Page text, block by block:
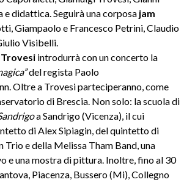
didattica. Seguirà una corposa jam
Giampaolo e Francesco Petrini, Claudio
Visibelli.
introdurrà con un concerto la
del regista Paolo
Oltre a Trovesi parteciperanno, come
di Brescia. Non solo: la scuola di
a Sandrigo (Vicenza), il cui
di Alex Sipiagin, del quintetto di
e della Melissa Tham Band, una
e una mostra di pittura. Inoltre, fino al 30
Piacenza, Bussero (Mi), Collegno